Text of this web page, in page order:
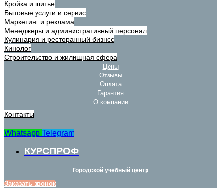
Кройка и шитье
Бытовые услуги и сервис
Маркетинг и реклама
Менеджеры и административный персонал
Кулинария и ресторанный бизнес
Кинолог
Строительство и жилищная сфера
Цены
Отзывы
Оплата
Гарантия
О компании
Контакты
Whatsapp Telegram
КУРСПРОФ
Городской учебный центр
Заказать звонок